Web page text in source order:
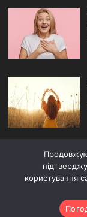
користування